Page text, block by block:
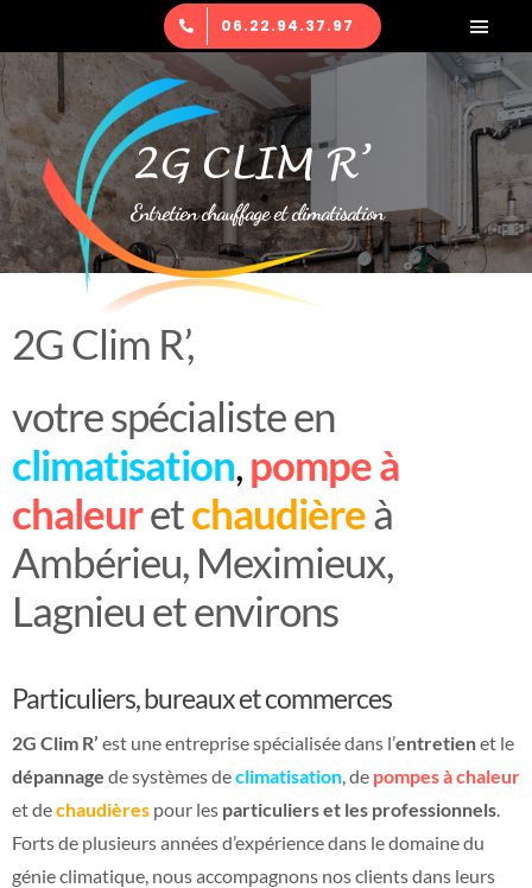
au
contenu
06.22.94.37.97
à
Entretien chauffage et climatisation
Espace client
Nous contacter
2G CLIM R’
Entretien chauffage et climatisation
2G Clim R’,
votre spécialiste en
climatisation,pompe à
chaleuretchaudièreà
Ambérieu, Meximieux,
Lagnieu et environs
Particuliers, bureaux et commerces
2G Clim R’ est une entreprise spécialisée dans l’entretienet le
dépannage de systèmes declimatisation, de pompes à chaleur
et dechaudières pour les particuliers et les professionnels.
Forts de plusieurs années d’expérience dans le domaine du
génie climatique, nous accompagnons nos clients dans leurs